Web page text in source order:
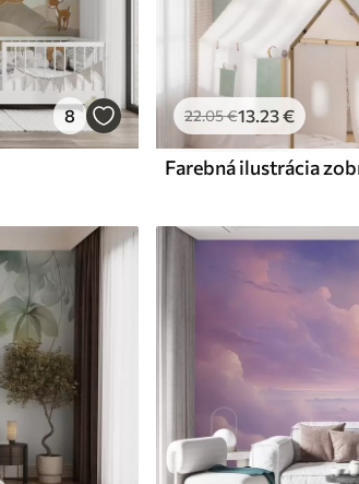
8 22.05€13.23€